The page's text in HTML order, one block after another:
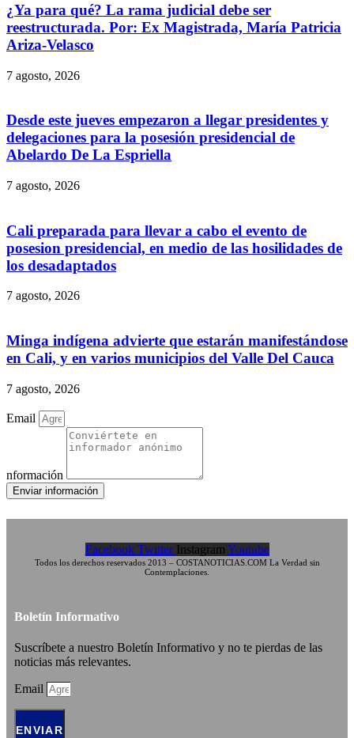
¿Ya para qué? La rama judicial debe ser
reestructurada. Por: Ex Magistrada, María Patricia
Ariza-Velasco
7 agosto, 2026
Desde este jueves empezaron a llegar presidentes y
delegaciones para la posesión presidencial de
Abelardo De La Espriella
7 agosto, 2026
Cali preparada para llevar a cabo el evento de
posesion presidencial, en medio de las hosilidades de
los desadaptados
7 agosto, 2026
Minga indígena advierte que estarán manifestándose
en Cali, y en varios municipios del Valle Del Cauca
7 agosto, 2026
Email
nformación
Enviar información
Facebook Twitter Instagram Youtube
Todos los derechos reservados 2013 – COSTANOTICIAS.COM La Verdad sin
Contemplaciones.
Boletín Informativo
Suscríbete a nuestro Boletín Informativo y no te pierdas de las
noticias más relevantes.
Email
ENVIAR